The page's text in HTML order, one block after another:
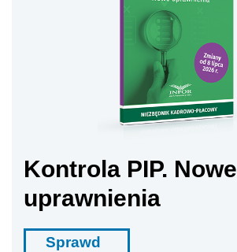
Kontrola PIP. Nowe
uprawnienia
Sprawd